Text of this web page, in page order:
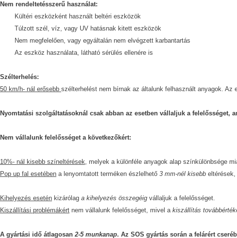
Nem rendeltetésszerű használat:
Kültéri eszközként használt beltéri eszközök
Túlzott szél, víz, vagy UV hatásnak kitett eszközök
Nem megfelelően, vagy egyáltalán nem elvégzett karbantartás
Az eszköz használata, látható sérülés ellenére is
Szélterhelés:
50 km/h- nál erősebb szélterhelést nem bírnak az általunk felhasznált anyagok.
Nyomtatási szolgáltatásoknál csak abban az esetben vállaljuk a felelősséget,
Nem vállalunk felelősséget a következőkért:
10%- nál kisebb színeltérések, melyek a különféle anyagok alap színkülönbsége
Pop up fal esetében a lenyomtatott terméken észlelhető 3 mm-nél kisebb
Kihelyezés esetén kizárólag a kihelyezés összegéig vállaljuk a felelősséget.
Kiszállítási problémákért nem vállalunk felelősséget, mivel a kiszállítás
A gyártási idő átlagosan 2-5 munkanap. Az SOS gyártás során a felárért